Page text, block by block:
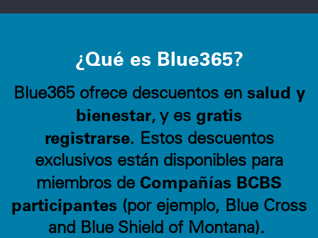
¿Qué es Blue365?
Blue365 ofrece descuentos en salud y
bienestar, y es gratis
registrarse. Estos descuentos
exclusivos están disponibles para
miembros de Compañías BCBS
participantes (por ejemplo, Blue Cross
and Blue Shield of Montana).